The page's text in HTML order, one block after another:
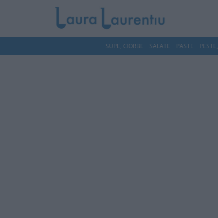
SUPE, CIORBE SALATE PASTE